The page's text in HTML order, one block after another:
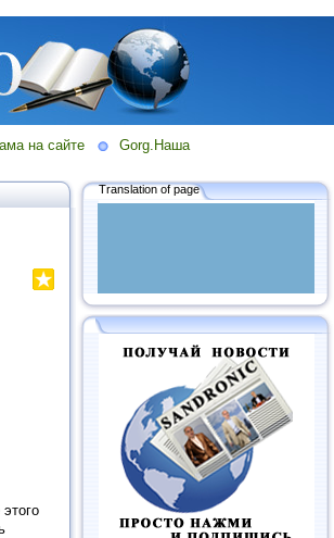
на сайте
Gorg.Наша
Translation of page